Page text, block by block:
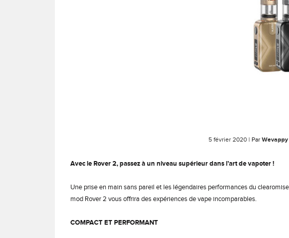
5 février 2020| Par Wevappy
Avec le Rover 2, passez à un niveau supérieur dans l’art de vapoter !
Une prise en main sans pareil et les légendaires performances du
mod Rover 2 vous offrira des expériences de vape incomparables.
COMPACT ET PERFORMANT